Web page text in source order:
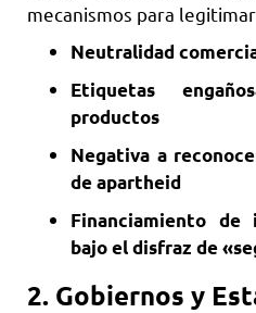
mecanismos para
Neutralidad
Etiquetas
productos
Negativa a
de apartheid
Financiamiento
bajo el disfraz de
2. Gobiernos y